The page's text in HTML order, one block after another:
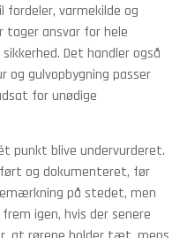
fordeler, varmekilde og
tager ansvar for hele
Det handler også
gulvopbygning passer
for unødige
punkt blive undervurderet.
og dokumenteret, før
på stedet, men
igen, hvis der senere